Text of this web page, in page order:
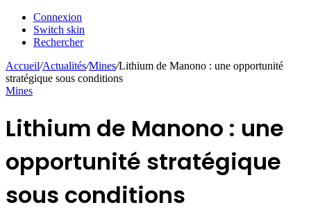
Connexion
Switch skin
Rechercher
Accueil/Actualités/Mines/Lithium de Manono : une opportunité
stratégique sous conditions
Mines
Lithium de Manono : une
opportunité stratégique
sous conditions